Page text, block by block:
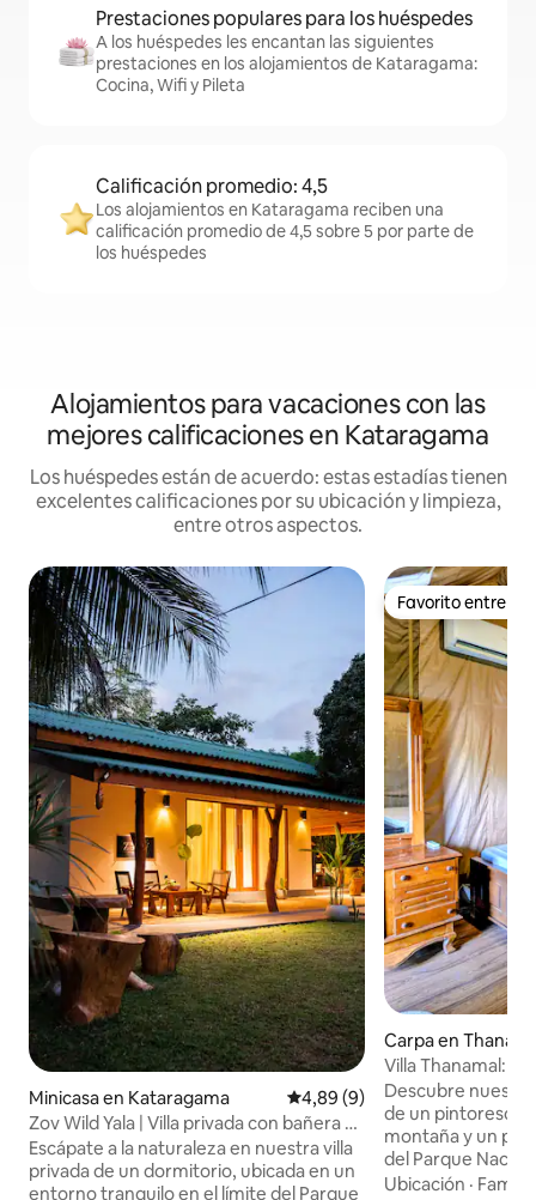
Prestaciones populares para los huéspedes
A los huéspedes les encantan las siguientes
prestaciones en los alojamientos de Kataragama:
Cocina, Wifi y Pileta
Calificación promedio: 4,5
Los alojamientos en Kataragama reciben una
calificación promedio de 4,5 sobre 5 por parte de
los huéspedes
Alojamientos para vacaciones con las
mejores calificaciones en Kataragama
Los huéspedes están de acuerdo: estas estadías tienen
excelentes calificaciones por su ubicación y limpieza,
entre otros aspectos.
Minicasa en Kataragama Calificación promedio: 4,89
4,89 (9)
Zov Wild Yala | Villa privada con bañera al
aire libre
Escápate a la naturaleza en nuestra villa
privada de un dormitorio, ubicada en un
entorno tranquilo en el límite del Parque
Favorito entre
Favorito entre
Carpa en
Villa Thanamal:
arrozales
Descubre
de un pintoresco
montaña y un
del Parque
30 km de
Ubicación · Familia